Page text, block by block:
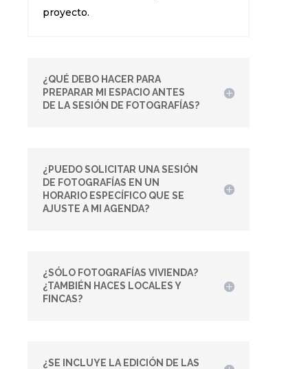
proyecto.
¿QUÉ DEBO HACER PARA
PREPARAR MI ESPACIO ANTES
DE LA SESIÓN DE FOTOGRAFÍAS?
¿PUEDO SOLICITAR UNA SESIÓN
DE FOTOGRAFÍAS EN UN
HORARIO ESPECÍFICO QUE SE
AJUSTE A MI AGENDA?
¿SÓLO FOTOGRAFÍAS VIVIENDA?
¿TAMBIÉN HACES LOCALES Y
FINCAS?
¿SE INCLUYE LA EDICIÓN DE LAS